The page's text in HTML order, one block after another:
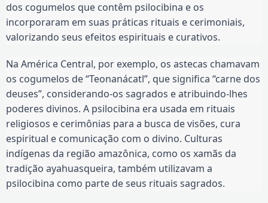
dos cogumelos que contêm psilocibina e os
incorporaram em suas práticas rituais e cerimoniais,
valorizando seus efeitos espirituais e curativos.
Na América Central, por exemplo, os astecas chamavam
os cogumelos de “Teonanácatl”, que significa “carne dos
deuses”, considerando-os sagrados e atribuindo-lhes
poderes divinos. A psilocibina era usada em rituais
religiosos e cerimônias para a busca de visões, cura
espiritual e comunicação com o divino. Culturas
indígenas da região amazônica, como os xamãs da
tradição ayahuasqueira, também utilizavam a
psilocibina como parte de seus rituais sagrados.